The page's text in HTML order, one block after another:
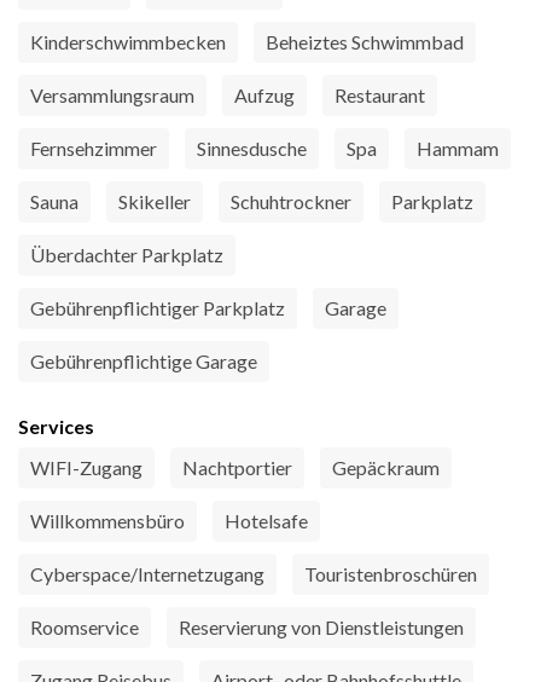
Kinderschwimmbecken Beheiztes Schwimmbad
Versammlungsraum Aufzug Restaurant
Fernsehzimmer Sinnesdusche Spa Hammam
Sauna Skikeller Schuhtrockner Parkplatz
Überdachter Parkplatz
Gebührenpflichtiger Parkplatz Garage
Gebührenpflichtige Garage
Services
WIFI-Zugang
Nachtportier Gepäckraum
Willkommensbüro Hotelsafe
Cyberspace/Internetzugang Touristenbroschüren
Roomservice Reservierung von Dienstleistungen